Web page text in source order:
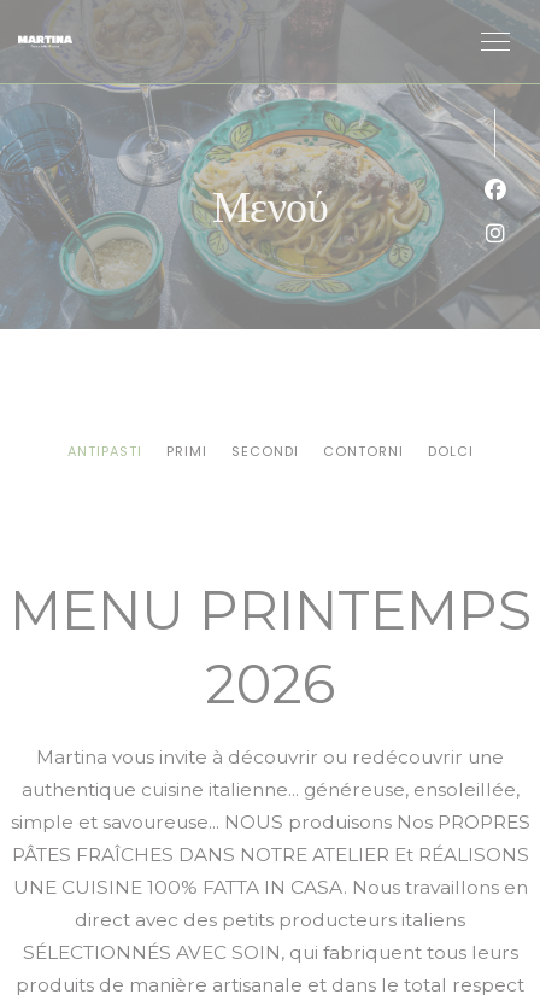
Μενού
ANTIPASTI PRIMI SECONDI CONTORNI DOLCI
MENU PRINTEMPS
2026
Martina vous invite à découvrir ou redécouvrir une
authentique cuisine italienne... généreuse, ensoleillée,
simple et savoureuse... NOUS produisons Nos PROPRES
PÂTES FRAÎCHES DANS NOTRE ATELIER Et RÉALISONS
UNE CUISINE 100% FATTA IN CASA. Nous travaillons en
direct avec des petits producteurs italiens
SÉLECTIONNÉS AVEC SOIN, qui fabriquent tous leurs
produits de manière artisanale et dans le total respect